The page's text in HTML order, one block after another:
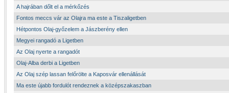
A hajrában dőlt el a mérkőzés
Fontos meccs vár az Olajra ma este a Tiszaligetben
Hétpontos Olaj-győzelem a Jászberény ellen
Megyei rangadó a Ligetben
Az Olaj nyerte a rangadót
Olaj-Alba derbi a Ligetben
Az Olaj szép lassan felőrölte a Kaposvár ellenállását
Ma este újabb fordulót rendeznek a középszakaszban